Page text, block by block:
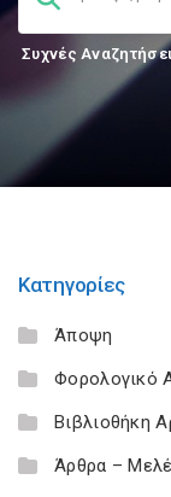
Συχνές
Κατηγορίες
Άποψη
Φορολογικό
Βιβλιοθήκη
Άρθρα –